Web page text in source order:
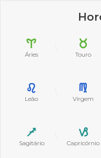
Áries Touro
Leão Virgem
Sagitário Capricórnio